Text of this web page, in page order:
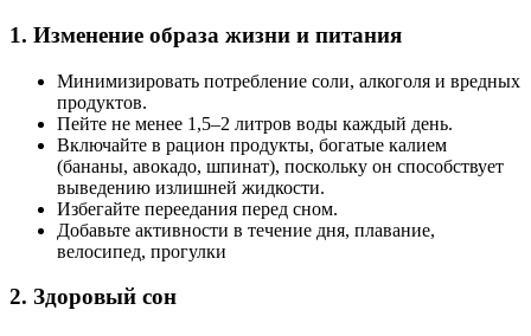
1. Изменение образа жизни и питания
Минимизировать потребление соли, алкоголя и вредных
продуктов.
Пейте не менее 1,5–2 литров воды каждый день.
Включайте в рацион продукты, богатые калием
(бананы, авокадо, шпинат), поскольку он способствует
выведению излишней жидкости.
Избегайте переедания перед сном.
Добавьте активности в течение дня, плавание,
велосипед, прогулки
2. Здоровый сон